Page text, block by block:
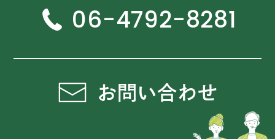
06-4792-8281
お問い合わせ